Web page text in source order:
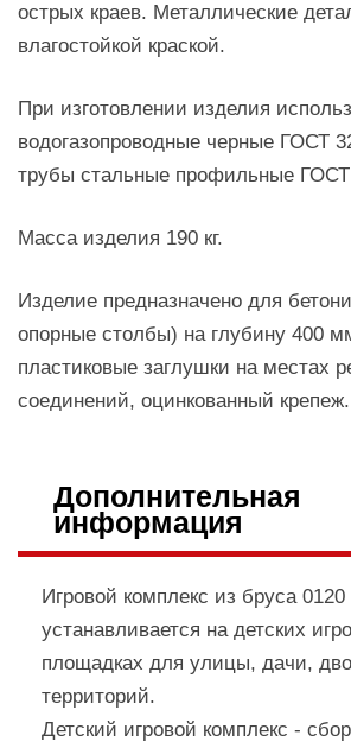
острых краев. Металлические
влагостойкой краской.
При изготовлении изделия
водогазопроводные черные ГОСТ
трубы стальные профильные ГОСТ
Масса изделия 190 кг.
Изделие предназначено для
опорные столбы) на глубину 400
пластиковые заглушки на местах
соединений, оцинкованный крепеж.
Дополнительная
информация
Игровой комплекс из бруса 0120
устанавливается на детских
площадках для улицы, дачи,
территорий.
Детский игровой комплекс -